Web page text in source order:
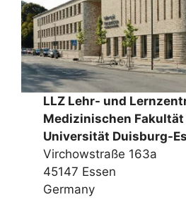
LLZ Lehr- und
Medizinischen Fakultät
Universität Duisburg-
Virchowstraße 163a
45147 Essen
Germany